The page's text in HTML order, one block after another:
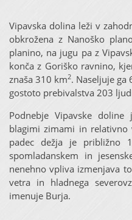
Vipavska dolina leži v
obkrožena z Nanoško
planino, na jugu pa z
konča z Goriško ravnino,
znaša 310 km2. Naseljuje ga
gostoto prebivalstva 203
Podnebje Vipavske
blagimi zimami in
padec dežja je približno
spomladanskem in
nenehno vpliva izmenjava
vetra in hladnega
imenuje Burja.